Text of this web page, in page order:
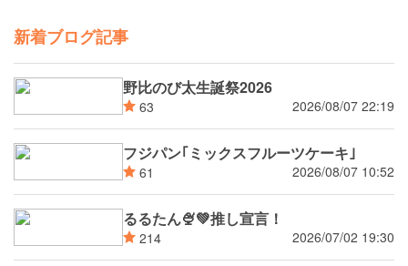
新着ブログ記事
野比のび太生誕祭2026
63 2026/08/07 22:19
フジパン｢ミックスフルーツケーキ｣
61 2026/08/07 10:52
るるたん🍨‪💚推し宣言！
214 2026/07/02 19:30